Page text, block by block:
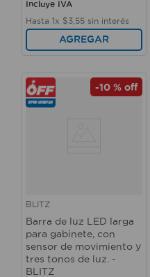
Incluye IVA
Hasta 1x $3 55 sin interés
AGREGAR
-10 % off
BLITZ
Barra de luz LED larga
para gabinete, con
sensor de movimiento y
tres tonos de luz. -
BLITZ